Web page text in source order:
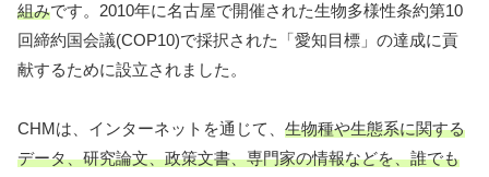
組みです。2010年に名古屋で開催された生物多様性条約第10
回締約国会議(COP10)で採択された「愛知目標」の達成に貢
献するために設立されました。
CHMは、インターネットを通じて、 生物種や生態系に関する
データ、研究論文、政策文書、専門家の情報などを、誰でも